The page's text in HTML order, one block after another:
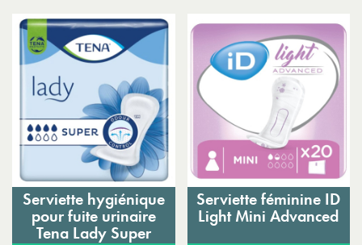
Serviette hygiénique
pour fuite urinaire
Tena Lady Super
Serviette féminine ID
Light Mini Advanced